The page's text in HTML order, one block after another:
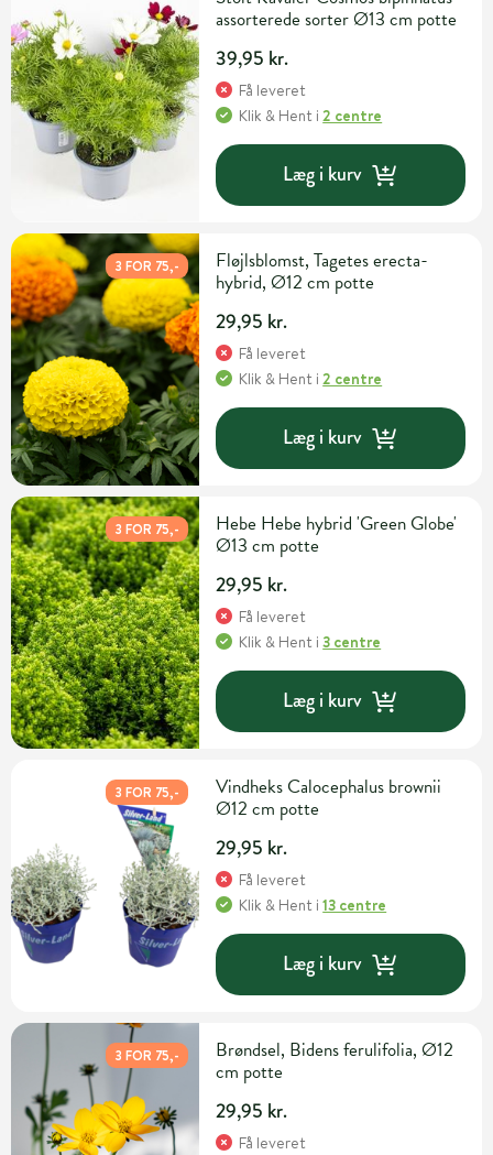
assorterede sorter Ø13 cm potte
39,95 kr.
Få leveret
Klik & Hent i2 centre
Læg i kurv
3 FOR 75,-
Fløjlsblomst, Tagetes erecta-
hybrid, Ø12 cm potte
29,95 kr.
Få leveret
Klik & Hent i2 centre
Læg i kurv
3 FOR 75,-
Hebe Hebe hybrid 'Green Globe'
Ø13 cm potte
29,95 kr.
Få leveret
Klik & Hent i3 centre
Læg i kurv
3 FOR 75,-
Vindheks Calocephalus brownii
Ø12 cm potte
29,95 kr.
Få leveret
Klik & Hent i13 centre
Læg i kurv
3 FOR 75,-
Brøndsel, Bidens ferulifolia, Ø12
cm potte
29,95 kr.
Få leveret